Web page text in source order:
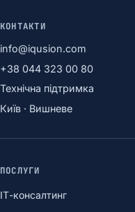
КОНТАКТИ
info@iqusion.com
+38 044 323 00 80
Технічна підтримка
Київ · Вишневе
ПОСЛУГИ
ІТ-консалтинг